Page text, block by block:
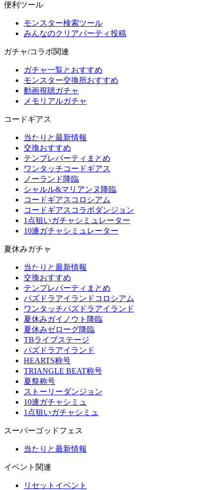
便利ツール
モンスター検索ツール
みんなのクリアパーティ投稿
ガチャ/コラボ関連
ガチャ一覧とおすすめ
モンスター交換所おすすめ
動画視聴ガチャ
メモリアルガチャ
コードギアス
当たりと最新情報
交換おすすめ
テンプレパーティまとめ
ワンタッチコードギアス
ノーランド降臨
シャルル&マリアンヌ降臨
コードギアスコロシアム
コードギアスコラボダンジョン
1点狙いガチャシミュレーター
10連ガチャシミュレーター
夏休みガチャ
当たりと最新情報
交換おすすめ
テンプレパーティまとめ
パズドラアイランドコロシアム
ワンタッチパズドラアイランド
夏休みガイノウト降臨
夏休みゼローグ降臨
TBライブステージ
パズドラアイランド
HEARTS称号
TRIANGLE BEAT称号
夏祭称号
ストーリーダンジョン
10連ガチャシミュ
1点狙いガチャシミュ
スーパーゴッドフェス
当たりと最新情報
イベント関連
リセットイベント